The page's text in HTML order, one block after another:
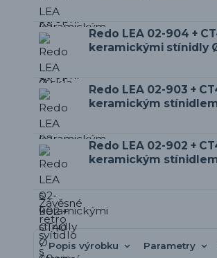
Redo LEA 02-904 +
keramickými stínidly
Redo LEA 02-903 +
keramickým
Redo LEA 02-902 +
keramickým
Popis výrobku Parametry